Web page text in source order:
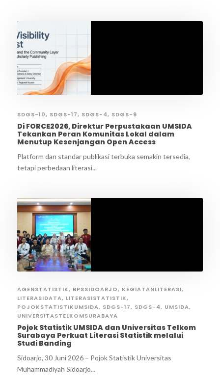
SDGS-10, SDGS-17, SDGS-4, SDGS-9
Di FORCE2026, Direktur Perpustakaan UMSIDA
Tekankan Peran Komunitas Lokal dalam
Menutup Kesenjangan Open Access
Platform dan standar publikasi terbuka semakin tersedia,
tetapi perbedaan literasi...
AGENSTATISTIK, BPSSIDOARJO, KEGIATANLITERASI,
LITERASIDATA, LITERASISTATISTIK,
POJOKSTATISTIKUMSIDA, SDGS-17, SDGS-4, UMSIDA,
UNIVERSITASTELKOMSURABAYA
Pojok Statistik UMSIDA dan Universitas Telkom
Surabaya Perkuat Literasi Statistik melalui
Studi Banding
Sidoarjo, 30 Juni 2026 – Pojok Statistik Universitas
Muhammadiyah Sidoarjo...